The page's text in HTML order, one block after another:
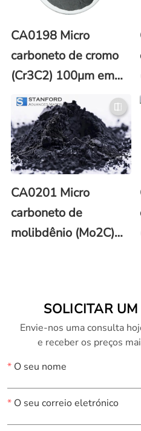
CA0198 Micro
carboneto de cromo
(Cr3C2) 100μm em
pó (CAS No. 12012-
35-0)
CA0201 Micro
carboneto de
molibdênio (Mo2C)
SOLICITAR
Envie-nos uma consulta
e receber os preços
*O seu nome
*O seu correio eletrónico